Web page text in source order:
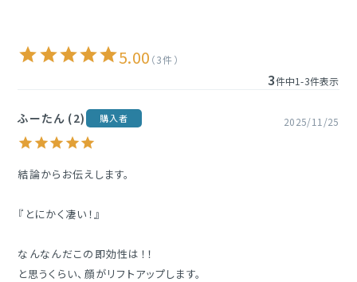
5.00 3
3件中1-3件表示
ふーたん 2 購入者 2025/11/25
結論からお伝えします。
『とにかく凄い！』
なんなんだこの即効性は！！
と思うくらい、顔がリフトアップします。